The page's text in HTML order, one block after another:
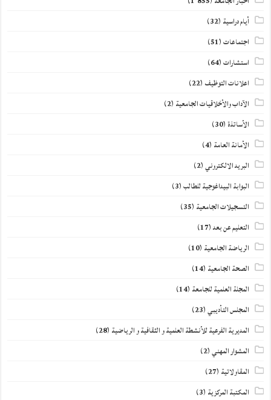
أيام دراسية (32)
اجتماعات(51)
استشارات(64)
اعلانات التوظيف (22)
الآداب والأخلاقيات الجامعية (2)
الأساتذة(30)
الأمانة العامة (4)
البريد الالكتروني(2)
البوابة البيداغوجية للطالب(3)
التسجيلات الجامعية (35)
التعليم عن بعد(17)
الرياضة الجامعية (10)
الصحة الجامعية (14)
المجلة العلمية للجامعة (14)
المجلس التأديبي(23)
المديرية الفرعية للأنشطة العلمية و الثقافية و الرياضية (28)
المشوار المهني(2)
المقاولاتية (27)
المكتبة المركزية (3)